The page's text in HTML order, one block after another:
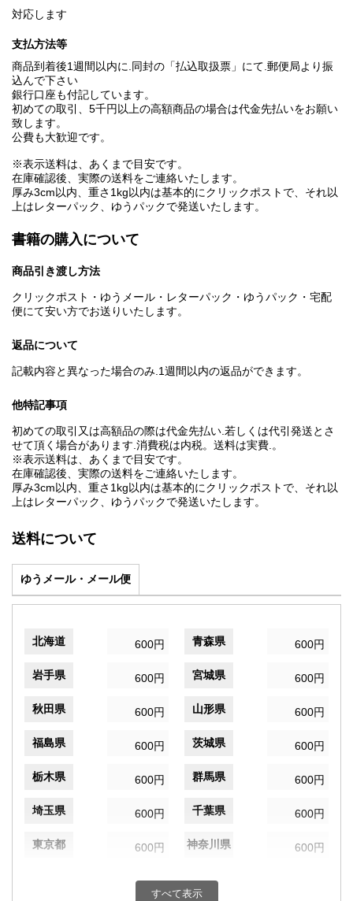
対応します
支払方法等
商品到着後1週間以内に.同封の「払込取扱票」にて.郵便局より振
込んで下さい
銀行口座も付記しています。
初めての取引、5千円以上の高額商品の場合は代金先払いをお願い
致します。
公費も大歓迎です。
※表示送料は、あくまで目安です。
在庫確認後、実際の送料をご連絡いたします。
厚み3cm以内、重さ1kg以内は基本的にクリックポストで、それ以
上はレターパック、ゆうパックで発送いたします。
書籍の購入について
商品引き渡し方法
クリックポスト・ゆうメール・レターパック・ゆうパック・宅配
便にて安い方でお送りいたします。
返品について
記載内容と異なった場合のみ.1週間以内の返品ができます。
他特記事項
初めての取引又は高額品の際は代金先払い.若しくは代引発送とさ
せて頂く場合があります.消費税は内税。送料は実費.。
※表示送料は、あくまで目安です。
在庫確認後、実際の送料をご連絡いたします。
厚み3cm以内、重さ1kg以内は基本的にクリックポストで、それ以
上はレターパック、ゆうパックで発送いたします。
送料について
ゆうメール・メール便
北海道 600円 青森県 600円
岩手県 600円 宮城県 600円
秋田県 600円 山形県 600円
福島県 600円 茨城県 600円
栃木県 600円 群馬県 600円
埼玉県 600円 千葉県 600円
東京都 600円 神奈川県 600円
600円 富山県
すべて表示